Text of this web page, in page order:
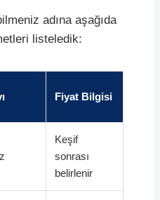
adına aşağıda
listeledik:
Fiyat Bilgisi
Keşif
sonrası
belirlenir